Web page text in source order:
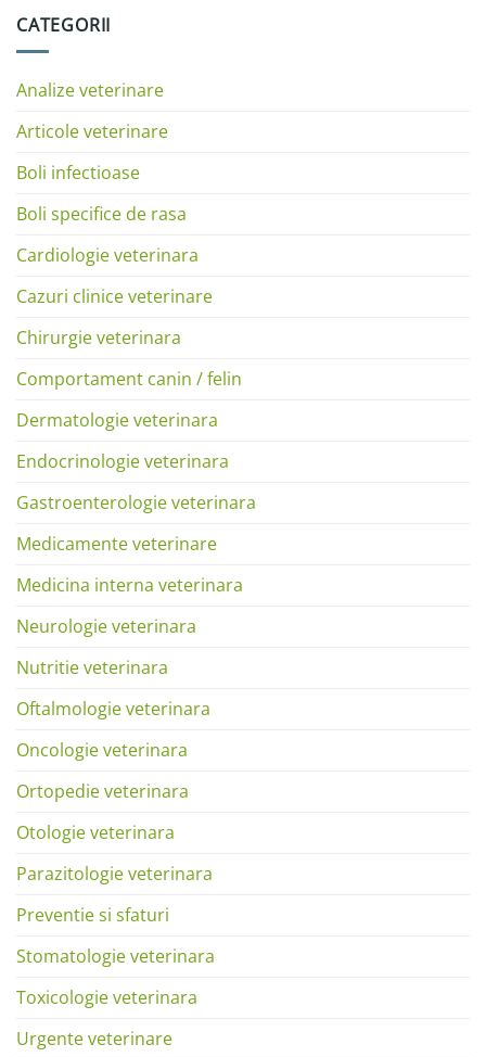
CATEGORII
Analize veterinare
Articole veterinare
Boli infectioase
Boli specifice de rasa
Cardiologie veterinara
Cazuri clinice veterinare
Chirurgie veterinara
Comportament canin / felin
Dermatologie veterinara
Endocrinologie veterinara
Gastroenterologie veterinara
Medicamente veterinare
Medicina interna veterinara
Neurologie veterinara
Nutritie veterinara
Oftalmologie veterinara
Oncologie veterinara
Ortopedie veterinara
Otologie veterinara
Parazitologie veterinara
Preventie si sfaturi
Stomatologie veterinara
Toxicologie veterinara
Urgente veterinare